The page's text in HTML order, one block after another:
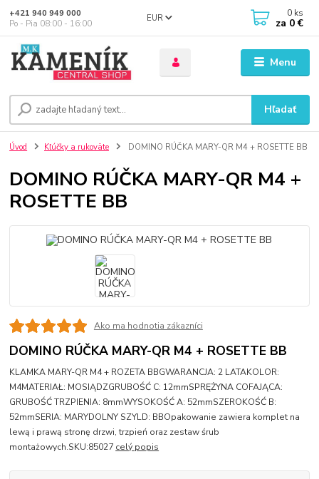
Menu
EUR
Hľadať
+421 940 949 000
Po - Pia 08:00 - 16:00
0 ks
za 0 €
Úvod Kľúčky a rukoväte DOMINO RÚČKA MARY-QR M4 + ROSETTE BB
DOMINO RÚČKA MARY-QR M4 +
ROSETTE BB
Ako ma hodnotia zákazníci
DOMINO RÚČKA MARY-QR M4 + ROSETTE BB
KLAMKA MARY-QR M4 + ROZETA BBGWARANCJA: 2 LATAKOLOR:
M4MATERIAŁ: MOSIĄDZGRUBOŚĆ C: 12mmSPRĘŻYNA COFAJĄCA:
GRUBOŚĆ TRZPIENIA: 8mmWYSOKOŚĆ A: 52mmSZEROKOŚĆ B:
52mmSERIA: MARYDOLNY SZYLD: BBOpakowanie zawiera komplet na
lewą i prawą stronę drzwi, trzpień oraz zestaw śrub
montażowych.SKU:85027 celý popis